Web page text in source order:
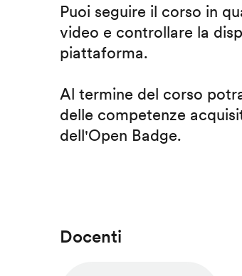
Puoi seguire il corso in
video e controllare la
piattaforma.
Al termine del corso
delle competenze
dell'Open Badge.
Docenti